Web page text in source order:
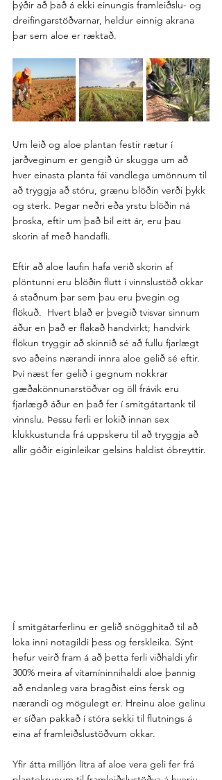
þýðir að það á ekki einungis framleiðslu- og
dreifingarstöðvarnar, heldur einnig akrana
þar sem aloe er ræktað.
Um leið og aloe plantan festir rætur í
jarðveginum er gengið úr skugga um að
hver einasta planta fái vandlega umönnum til
að tryggja að stóru, grænu blöðin verði þykk
og sterk. Þegar neðri eða yrstu blöðin ná
þroska, eftir um það bil eitt ár, eru þau
skorin af með handafli.
Eftir að aloe laufin hafa verið skorin af
plöntunni eru blöðin flutt í vinnslustöð okkar
á staðnum þar sem þau eru þvegin og
flökuð.  Hvert blað er þvegið tvisvar sinnum
áður en það er flakað handvirkt; handvirk
flökun tryggir að skinnið sé að fullu fjarlægt
svo aðeins nærandi innra aloe gelið sé eftir.
Því næst fer gelið í gegnum nokkrar
gæðakönnunarstöðvar og öll frávik eru
fjarlægð áður en það fer í smitgátartank til
vinnslu. Þessu ferli er lokið innan sex
klukkustunda frá uppskeru til að tryggja að
allir góðir eiginleikar gelsins haldist óbreyttir.
Í smitgátarferlinu er gelið snögghitað til að
loka inni notagildi þess og ferskleika. Sýnt
hefur veirð fram á að þetta ferli viðhaldi yfir
300% meira af vítamíninnihaldi aloe þannig
að endanleg vara bragðist eins fersk og
nærandi og mögulegt er. Hreinu aloe gelinu
er síðan pakkað í stóra sekki til flutnings á
eina af framleiðslustöðvum okkar.
Yfir átta milljón lítra af aloe vera geli fer frá